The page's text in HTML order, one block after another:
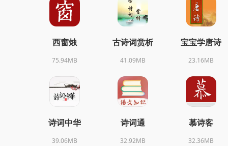
西窗烛
75.94MB
古诗词赏析
41.09MB
宝宝学唐诗
23.16MB
诗词中华
39.06MB
诗词通
32.92MB
慕诗客
32.36MB